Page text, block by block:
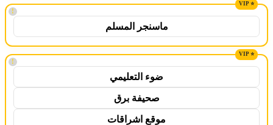
!
ماسنجر المسلم
!
ضوء التعليمي
صحيفة برق
موقع اشراقات